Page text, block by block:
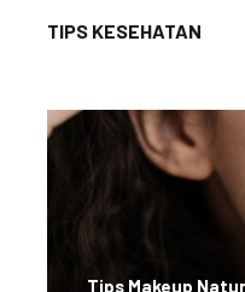
TIPS KESEHATAN
Tips Makeup